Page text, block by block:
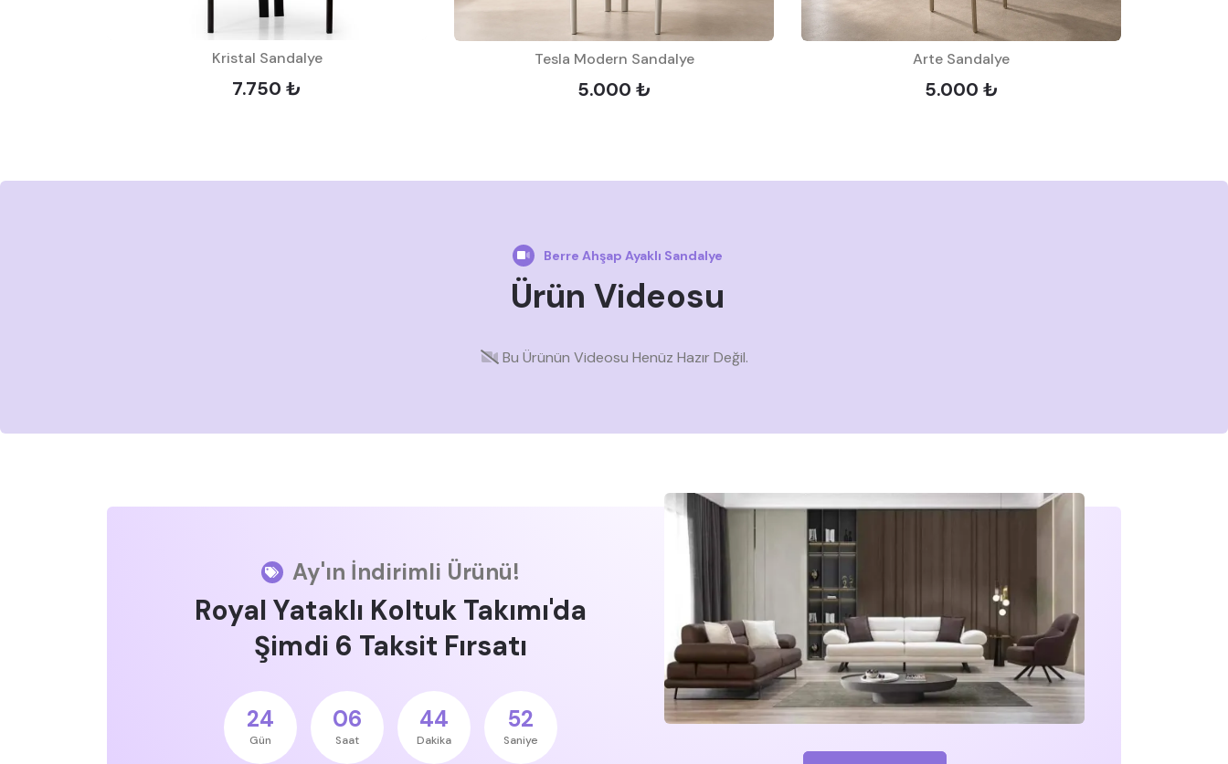
Kristal Sandalye
7.750 ₺
Tesla Modern Sandalye
5.000 ₺
Arte Sandalye
5.000 ₺
Berre Ahşap Ayaklı Sandalye
Ürün Videosu
Bu Ürünün Videosu Henüz Hazır Değil.
Ay'ın İndirimli Ürünü!
Royal Yataklı Koltuk Takımı'da
Şimdi 6 Taksit Fırsatı
24
Gün
06
Saat
44
Dakika
51
Saniye